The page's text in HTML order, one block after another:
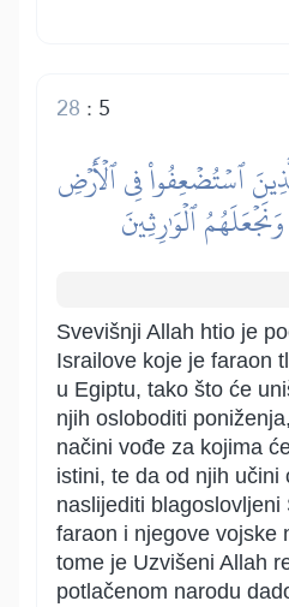
5
:
28
ٱسۡتُضۡعِفُواْ فِي ٱلۡأَرۡضِ
ٱلۡوَٰرِثِينَ
Svevišnji Allah htio je
Israilove koje je faraon
u Egiptu, tako što će
njih osloboditi
načini vođe za kojima
istini, te da od njih učini
naslijediti blagoslovljeni
faraon i njegove vojske
tome je Uzvišeni Allah
potlačenom narodu